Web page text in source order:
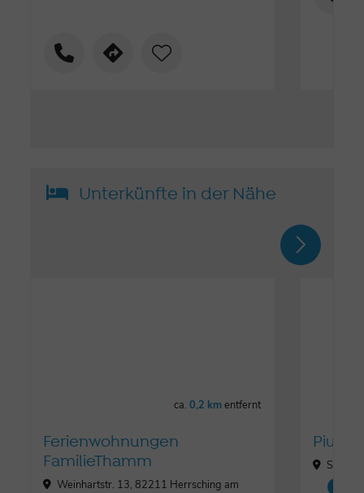
Unterkünfte in der Nähe
ca.0,2 kmentfernt
Ferienwohnungen
FamilieThamm
Weinhartstr. 13, 82211 Herrsching am